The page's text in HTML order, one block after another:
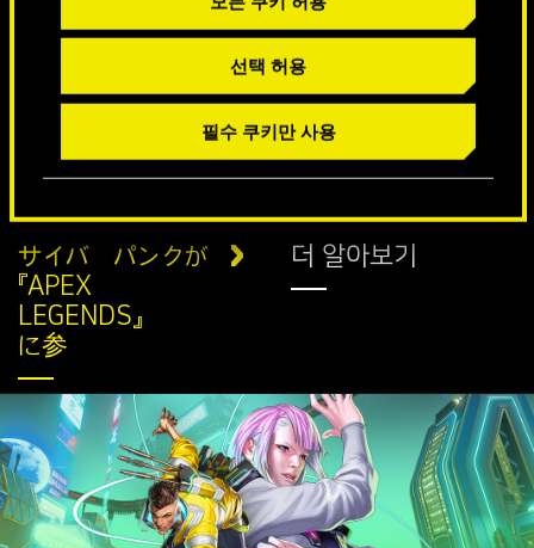
선택 허용
필수 쿠키만 사용
サイバーパンクが
『APEX
LEGENDS』
に参入
더 알아보기